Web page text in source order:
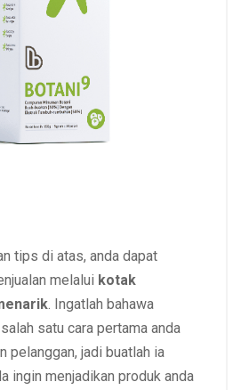
tips di atas, anda dapat
melalui kotak
. Ingatlah bahawa
satu cara pertama anda
pelanggan, jadi buatlah ia
ingin menjadikan produk anda